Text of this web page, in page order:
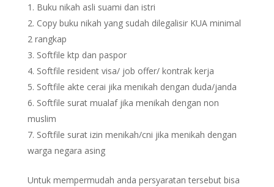
Buku nikah asli suami dan istri
Copy buku nikah yang sudah dilegalisir KUA minimal
2 rangkap
Softfile ktp dan paspor
Softfile resident visa/ job offer/ kontrak kerja
Softfile akte cerai jika menikah dengan duda/janda
Softfile surat mualaf jika menikah dengan non
muslim
Softfile surat izin menikah/cni jika menikah dengan
warga negara asing
Untuk mempermudah anda persyaratan tersebut bisa